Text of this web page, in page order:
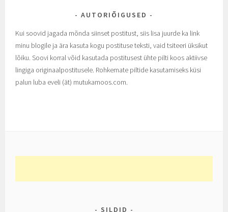
AUTORIÕIGUSED
Kui soovid jagada mõnda siinset postitust, siis lisa juurde ka link
minu blogile ja ära kasuta kogu postituse teksti, vaid tsiteeri üksikut
lõiku. Soovi korral võid kasutada postitusest ühte pilti koos aktiivse
lingiga originaalpostitusele. Rohkemate piltide kasutamiseks küsi
palun luba eveli (ät) mutukamoos.com.
SILDID